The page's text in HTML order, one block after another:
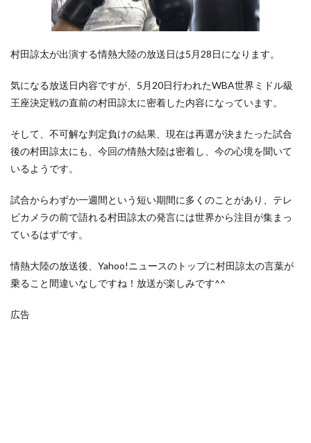
村田諒太が出演する情熱大陸の放送日は5月28日になります。
気になる放送日内容ですが、5月20日行われたWBA世界ミドル級
王座決定戦の直前の村田諒太に密着した内容になっています。
そして、不可解な判定負けの結果、現在は再選が決またった試合
後の村田諒太にも、今回の情熱大陸は密着し、今の心境を聞いて
いるようです。
試合からわずか一週間という短い期間に多くのことがあり、テレ
ビカメラの前で語れる村田諒太の発言には世界から注目が集まっ
ているはずです。
情熱大陸の放送後、Yahoo!ニュースのトップに村田諒太の言葉が
乗ること間違いなしですね！放送が楽しみです^^
広告